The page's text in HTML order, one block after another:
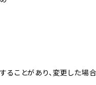
ることがあり、変更した場